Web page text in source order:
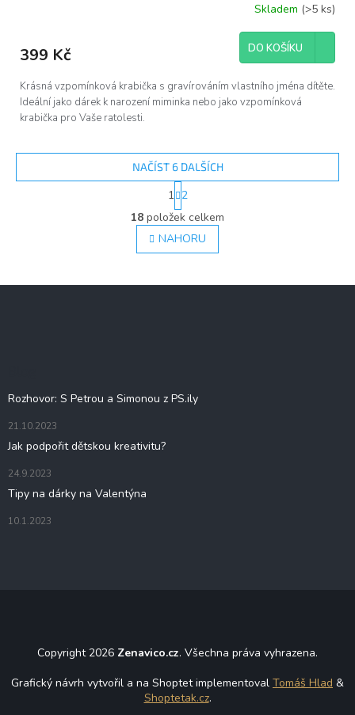
Skladem (>5 ks)
399 Kč DO KOŠÍKU
Krásná vzpomínková krabička s gravírováním vlastního jména dítěte.
Ideální jako dárek k narození miminka nebo jako vzpomínková
krabička pro Vaše ratolesti.
O
v
l
á
a
v
NAČÍST 6 DALŠÍCH
S
t
r
á
n
k
v
1 2
18 položek celkem
NAHORU
Rozhovor: S Petrou a Simonou z PS.ily
21.10.2023
Jak podpořit dětskou kreativitu?
24.9.2023
Tipy na dárky na Valentýna
10.1.2023
Copyright 2026 Zenavico.cz. Všechna práva vyhrazena.
Grafický návrh vytvořil a na Shoptet implementoval Tomáš Hlad &
Shoptetak.cz.